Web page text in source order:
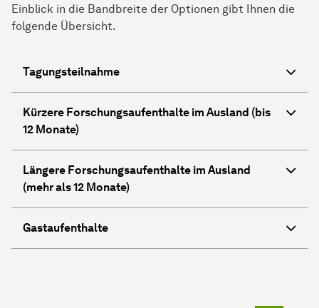
Einblick in die Bandbreite der Optionen gibt Ihnen die
folgende Übersicht.
Tagungsteilnahme
Kürzere Forschungsaufenthalte im Ausland (bis
12 Monate)
Längere Forschungsaufenthalte im Ausland
(mehr als 12 Monate)
Gastaufenthalte